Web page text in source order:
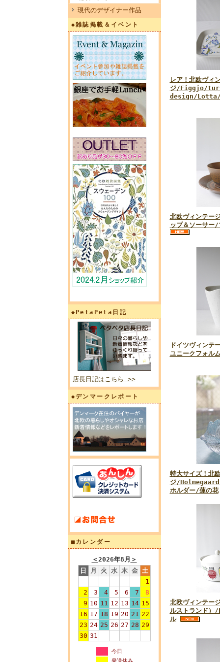
現代のデザイナー作品
◆雑誌掲載＆イベント
◆PetaPeta日記
店長日記はこちら >>
◆デンマークレポート
■カレンダー
＜2026年8月 ＞
日
月 火 水 木 金 土
1
2
3 4 5 6 7
8
9 10 11 12 13 14 15
16 17 18 19 20 21 22
23 24 25 26 27 28 29
30 31
今日
レア！北欧ヴィ
ジ/Figgjo/
design/Lotta/
北欧ヴィンテ
ップ＆ソーサ
ドイツヴィンテ
ユニークフォル
特大サイズ！北
ジ/
ホルダー/蓮の花
北欧ヴィンテ
ルストランド
ル